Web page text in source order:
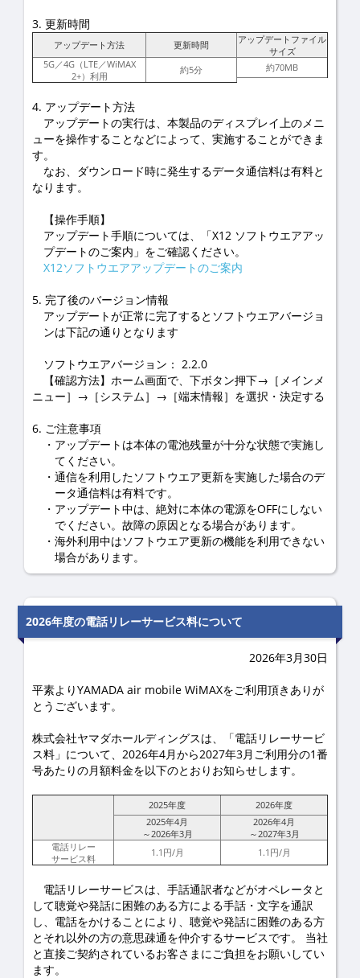
3. 更新時間
アップデート方法 更新時間
アップデートファイル
サイズ
5G／4G（LTE／WiMAX
2+）利用
約5分 約70MB
4. アップデート方法
アップデートの実行は、本製品のディスプレイ上のメニ
ューを操作することなどによって、実施することができま
す。
なお、ダウンロード時に発生するデータ通信料は有料と
なります。
【操作手順】
アップデート手順については、「X12 ソフトウエアアッ
プデートのご案内」をご確認ください。
X12ソフトウエアアップデートのご案内
5. 完了後のバージョン情報
アップデートが正常に完了するとソフトウエアバージョ
ンは下記の通りとなります
ソフトウエアバージョン： 2.2.0
【確認方法】ホーム画面で、下ボタン押下→［メインメ
ニュー］→［システム］→［端末情報］を選択・決定する
6. ご注意事項
アップデートは本体の電池残量が十分な状態で実施し
てください。
通信を利用したソフトウエア更新を実施した場合のデ
ータ通信料は有料です。
アップデート中は、絶対に本体の電源をOFFにしない
でください。故障の原因となる場合があります。
海外利用中はソフトウエア更新の機能を利用できない
場合があります。
2026年度の電話リレーサービス料について
2026年3月30日
平素よりYAMADA air mobile WiMAXをご利用頂きありが
とうございます。
株式会社ヤマダホールディングスは、「電話リレーサービ
ス料」について、2026年4月から2027年3月ご利用分の1番
号あたりの月額料金を以下のとおりお知らせします。
2025年度
2026年度
2025年4月
～2026年3月
2026年4月
～2027年3月
電話リレー
サービス料
1.1円/月 1.1円/月
電話リレーサービスは、手話通訳者などがオペレータと
して聴覚や発話に困難のある方による手話・文字を通訳
し、電話をかけることにより、聴覚や発話に困難のある方
とそれ以外の方の意思疎通を仲介するサービスです。 当社
と直接ご契約されているお客さまにご負担をお願いしてい
ます。